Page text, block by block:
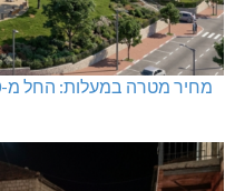
מחיר מטרה במעלות: החל מ-728,000 ₪